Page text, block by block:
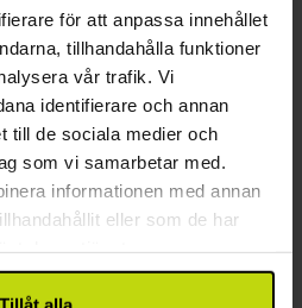
för att anpassa innehållet
tillhandahålla funktioner
vår trafik. Vi
identifierare och annan
till de sociala medier och
som vi samarbetar med.
informationen med annan
eller som de har
SALE
sep pp1399:-
Totalt 2798:-
SALE
Se mer